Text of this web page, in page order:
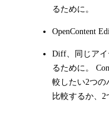
るために。
OpenContent
Diff 、同じア
るために。
較したい2つの
比較するか、2